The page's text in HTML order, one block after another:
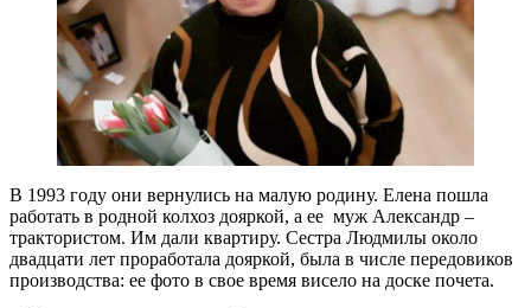
В 1993 году они вернулись на малую родину. Елена пошла
работать в родной колхоз дояркой, а ее муж Александр –
трактористом. Им дали квартиру. Сестра Людмилы около
двадцати лет проработала дояркой, была в числе передовиков
производства: ее фото в свое время висело на доске почета.